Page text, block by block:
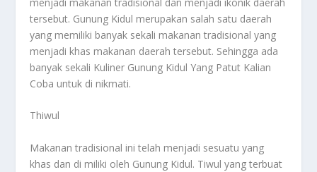
tersebut. Gunung Kidul merupakan salah satu daerah
yang memiliki banyak sekali makanan tradisional yang
menjadi khas makanan daerah tersebut. Sehingga ada
banyak sekali Kuliner Gunung Kidul Yang Patut Kalian
Coba untuk di nikmati.
Thiwul
Makanan tradisional ini telah menjadi sesuatu yang
khas dan di miliki oleh Gunung Kidul. Tiwul yang terbuat